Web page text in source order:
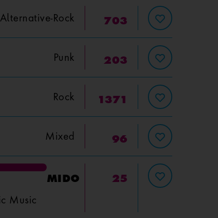
Alternative-Rock 703
Punk 203
Rock 1371
Mixed 96
MIDO
Music
25